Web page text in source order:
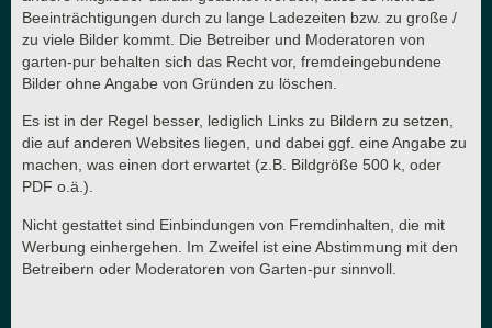
Beeinträchtigungen durch zu lange Ladezeiten bzw. zu große /
zu viele Bilder kommt. Die Betreiber und Moderatoren von
garten-pur behalten sich das Recht vor, fremdeingebundene
Bilder ohne Angabe von Gründen zu löschen.
Es ist in der Regel besser, lediglich Links zu Bildern zu setzen,
die auf anderen Websites liegen, und dabei ggf. eine Angabe zu
machen, was einen dort erwartet (z.B. Bildgröße 500 k, oder
PDF o.ä.).
Nicht gestattet sind Einbindungen von Fremdinhalten, die mit
Werbung einhergehen. Im Zweifel ist eine Abstimmung mit den
Betreibern oder Moderatoren von Garten-pur sinnvoll.